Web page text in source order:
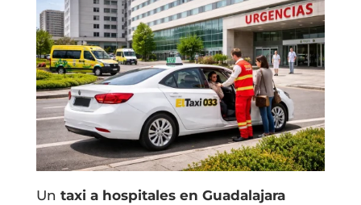
Un taxi a hospitales en Guadalajara